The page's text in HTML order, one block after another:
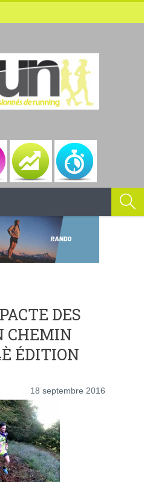
DES
CHEMIN
ÉDITION
18 septembre 2016